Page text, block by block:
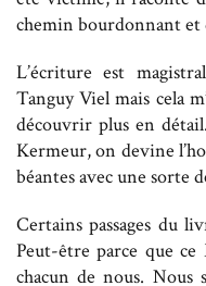
chemin bourdonnant et
L’écriture est
Tanguy Viel mais cela
découvrir plus en
Kermeur, on devine
béantes avec une sorte
Certains passages du
Peut-être parce que
chacun de nous. Nous